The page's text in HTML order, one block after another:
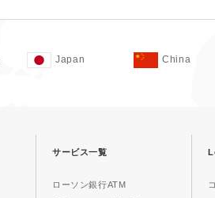
Japan China
サービス一覧
ローソン銀行ATM